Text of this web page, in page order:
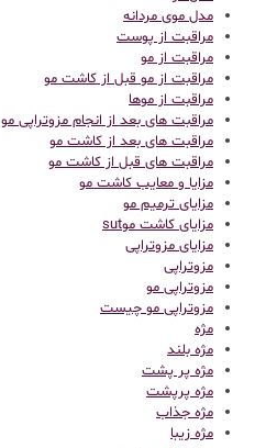
مدل موی مردانه
مراقبت از پوست
مراقبت از مو
مراقبت از مو قبل از کاشت مو
مراقبت از موها
مراقبت های بعد از انجام مزوتراپی مو
مراقبت های بعد از کاشت مو
مراقبت های قبل از کاشت مو
مزایا و معایب کاشت مو
مزایای ترمیم مو
مزایای کاشت موsut
مزایای مزوتراپی
مزوتراپی
مزوتراپی مو
مزوتراپی مو چیست
مژه
مژه بلند
مژه پر پشت
مژه پرپشت
مژه جذاب
مژه زیبا